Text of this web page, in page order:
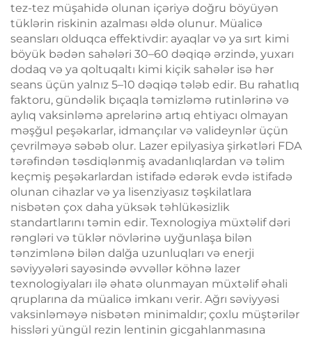
tez-tez müşahidə olunan içəriyə doğru böyüyən
tüklərin riskinin azalması əldə olunur. Müalicə
seansları olduqca effektivdir: ayaqlar və ya sırt kimi
böyük bədən sahələri 30–60 dəqiqə ərzində, yuxarı
dodaq və ya qoltuqaltı kimi kiçik sahələr isə hər
seans üçün yalnız 5–10 dəqiqə tələb edir. Bu rahatlıq
faktoru, gündəlik bıçaqla təmizləmə rutinlərinə və
aylıq vaksinləmə aprelərinə artıq ehtiyacı olmayan
məşğul peşəkarlar, idmançılar və valideynlər üçün
çevrilməyə səbəb olur. Lazer epilyasiya şirkətləri FDA
tərəfindən təsdiqlənmiş avadanlıqlardan və təlim
keçmiş peşəkarlardan istifadə edərək evdə istifadə
olunan cihazlar və ya lisenziyasız təşkilatlara
nisbətən çox daha yüksək təhlükəsizlik
standartlarını təmin edir. Texnologiya müxtəlif dəri
rəngləri və tüklər növlərinə uyğunlaşa bilən
tənzimlənə bilən dalğa uzunluqları və enerji
səviyyələri sayəsində əvvəllər köhnə lazer
texnologiyaları ilə əhatə olunmayan müxtəlif əhali
qruplarına da müalicə imkanı verir. Ağrı səviyyəsi
vaksinləməyə nisbətən minimaldır; çoxlu müştərilər
hissləri yüngül rezin lentinin gicgahlanmasına